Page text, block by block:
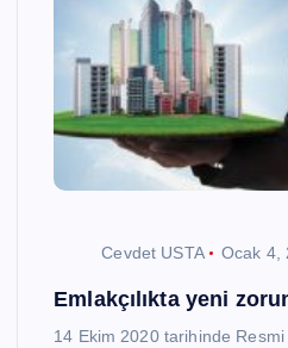
Cevdet USTA Ocak 4,
Emlakçılıkta yeni
14 Ekim 2020 tarihinde